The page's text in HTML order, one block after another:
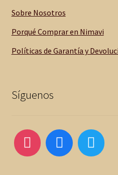
Sobre Nosotros
Porqué Comprar en Nimavi
Políticas de Garantía y
Síguenos